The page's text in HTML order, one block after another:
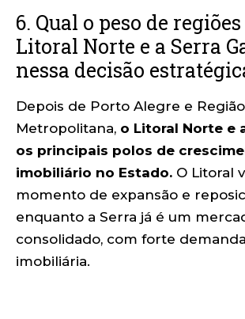
6. Qual o peso de
Litoral Norte e a Serra
nessa decisão
Depois de Porto Alegre e Região
Metropolitana, o Litoral Norte e
os principais polos de
imobiliário no Estado. O Litoral
momento de expansão e
enquanto a Serra já é um
consolidado, com forte
imobiliária.